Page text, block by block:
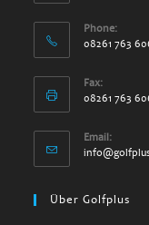
Phone:
08261 763
Fax:
08261 763
Email:
Über Golfplus